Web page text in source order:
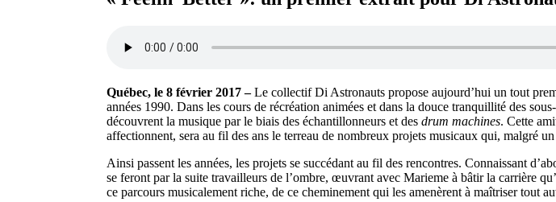
Québec, le 8 février 2017 –Le collectif Di Astronauts propose aujourd’hui un tout
années 1990. Dans les cours de récréation animées et dans la douce tranquillité des
découvrent la musique par le biais des échantillonneurs et des drum machines. Cette
affectionnent, sera au fil des ans le terreau de nombreux projets musicaux qui, malgré
Ainsi passent les années, les projets se succédant au fil des rencontres. Connaissant
se feront par la suite travailleurs de l’ombre, œuvrant avec Marieme à bâtir la carrière
ce parcours musicalement riche, de ce cheminement qui les amenèrent à maîtriser tout